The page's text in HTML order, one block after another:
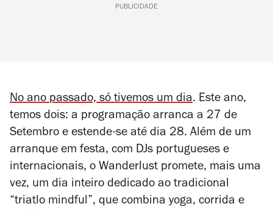
PUBLICIDADE
No ano passado, só tivemos um dia. Este ano,
temos dois: a programação arranca a 27 de
Setembro e estende-se até dia 28. Além de um
arranque em festa, com DJs portugueses e
internacionais, o Wanderlust promete, mais uma
vez, um dia inteiro dedicado ao tradicional
“triatlo mindful”, que combina yoga, corrida e